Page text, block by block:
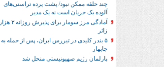
چند حلقه ممکن نبود/ پشت پرده تراستی‌‌های
آلوده یک جریان است نه یک مدیر
آمادگی مرز سومار برای پذیرش روزانه ۳ هزار
زائر
۵ بندر کلیدی در تیررس ایران، پس از حمله به
چابهار
پارلمان رژیم صهیونیستی منحل شد